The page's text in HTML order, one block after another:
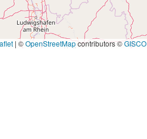
| ©OpenStreetMapcontributors ©GISCO